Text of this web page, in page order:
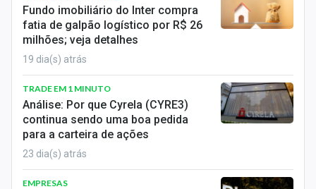
Fundo imobiliário do Inter compra
fatia de galpão logístico por R$ 26
milhões; veja detalhes
19 dia(s) atrás
TRADE EM 1 MINUTO
Análise: Por que Cyrela (CYRE3)
continua sendo uma boa pedida
para a carteira de ações
23 dia(s) atrás
EMPRESAS